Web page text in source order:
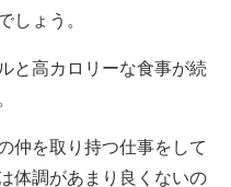
しょう。
と高カロリーな食事が続
仲を取り持つ仕事をして
体調があまり良くないの